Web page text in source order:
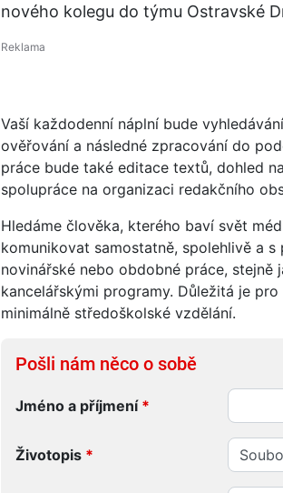
nového kolegu do týmu Ostravské
Vaší každodenní náplní bude
ověřování a následné zpracování do
práce bude také editace textů, dohled
spolupráce na organizaci redakčního
Hledáme člověka, kterého baví svět
komunikovat samostatně, spolehlivě a
novinářské nebo obdobné práce,
kancelářskými programy. Důležitá je
minimálně středoškolské vzdělání.
Pošli nám něco o sobě
Jméno a příjmení *
Životopis *